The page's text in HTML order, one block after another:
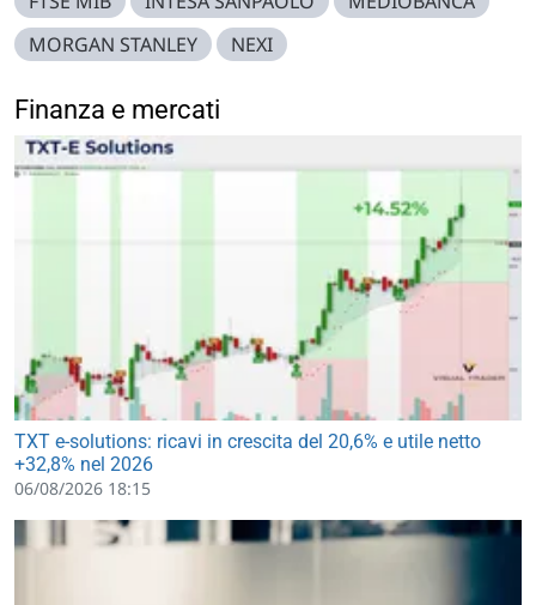
MORGAN STANLEY
NEXI
Finanza e mercati
TXT e-solutions: ricavi in crescita del 20,6% e utile netto
+32,8% nel 2026
06/08/2026 18:15